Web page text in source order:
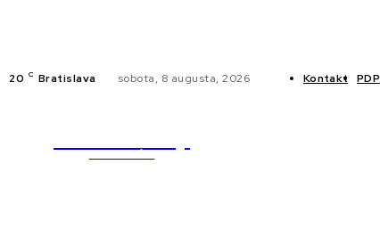
20 C Bratislava sobota, 8 augusta, 2026 Kontakt PDP